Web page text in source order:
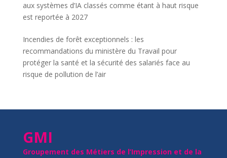
aux systèmes d’IA classés comme étant à haut risque
est reportée à 2027
Incendies de forêt exceptionnels : les
recommandations du ministère du Travail pour
protéger la santé et la sécurité des salariés face au
risque de pollution de l’air
GMI
Groupement des Métiers de l’Impression et de la